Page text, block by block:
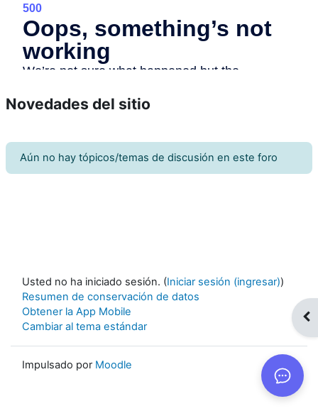
Novedades del sitio
Aún no hay tópicos/temas de discusión en este foro
Usted no ha iniciado sesión. (Iniciar sesión (ingresar))
Resumen de conservación de datos
Obtener la App Mobile
Cambiar al tema estándar
Impulsado por Moodle